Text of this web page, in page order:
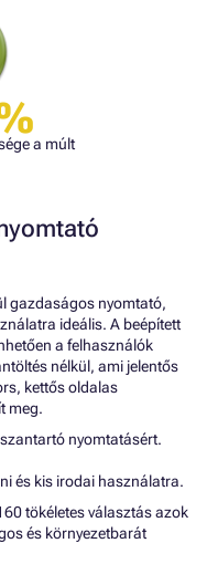
a múlt
gazdaságos nyomtató,
ideális. A beépített
a felhasználók
nélkül, ami jelentős
kettős oldalas
meg.
nyomtatásért.
és kis irodai használatra.
tökéletes választás azok
és környezetbarát